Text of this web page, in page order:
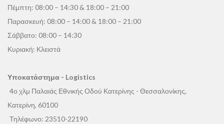
Πέμπτη: 08:00 – 14:30 & 18:00 – 21:00
Παρασκευή: 08:00 – 14:00 & 18:00 – 21:00
Σάββατο: 08:00 – 14:30
Κυριακή: Κλειστά
Υποκατάστημα - Logistics
4ο χλμ Παλαιάς Εθνικής Οδού Κατερίνης - Θεσσαλονίκης,
Κατερίνη, 60100
Τηλέφωνο: 23510-22190